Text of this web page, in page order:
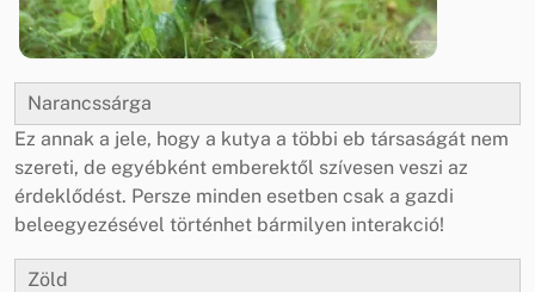
Narancssárga
Ez annak a jele, hogy a kutya a többi eb társaságát nem
szereti, de egyébként emberektől szívesen veszi az
érdeklődést. Persze minden esetben csak a gazdi
beleegyezésével történhet bármilyen interakció!
Zöld